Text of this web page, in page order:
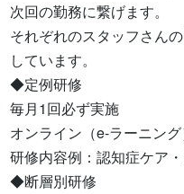
次回の勤務に繋げます。
それぞれのスタッフさん
しています。
◆定例研修
毎月1回必ず実施
オンライン（e-ラーニン
研修内容例：認知症ケア
◆断層別研修